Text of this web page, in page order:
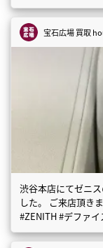
宝石広場 買取
渋谷本店にてゼニ
した。 ご来店頂き
#ZENITH #デファ